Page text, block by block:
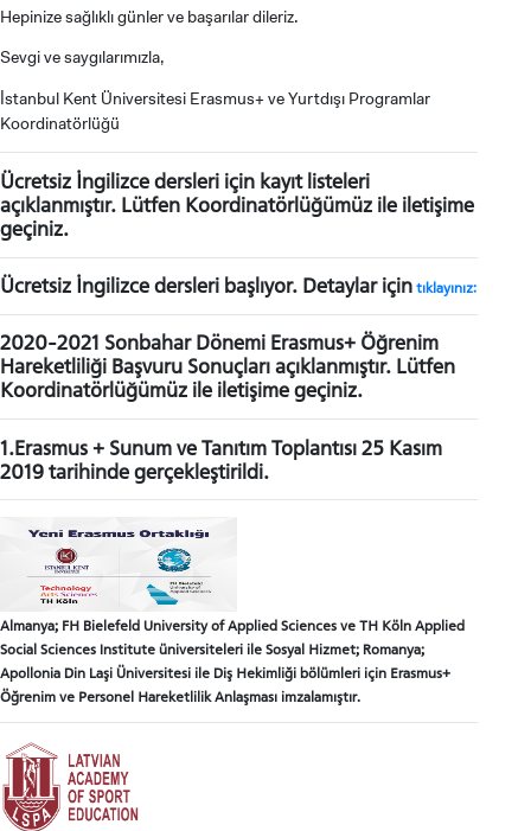
Hepinize sağlıklı günler ve başarılar dileriz.
Sevgi ve saygılarımızla,
İstanbul Kent Üniversitesi Erasmus+ ve Yurtdışı Programlar
Koordinatörlüğü
Ücretsiz İngilizce dersleri için kayıt listeleri
açıklanmıştır. Lütfen Koordinatörlüğümüz ile iletişime
geçiniz.
Ücretsiz İngilizce dersleri başlıyor. Detaylar için tıklayınız:
2020-2021 Sonbahar Dönemi Erasmus+ Öğrenim
Hareketliliği Başvuru Sonuçları açıklanmıştır. Lütfen
Koordinatörlüğümüz ile iletişime geçiniz.
1.Erasmus + Sunum ve Tanıtım Toplantısı 25 Kasım
2019 tarihinde gerçekleştirildi.
Almanya; FH Bielefeld University of Applied Sciences ve TH Köln Applied
Social Sciences Institute üniversiteleri ile Sosyal Hizmet; Romanya;
Apollonia Din Laşi Üniversitesi ile Diş Hekimliği bölümleri için Erasmus+
Öğrenim ve Personel Hareketlilik Anlaşması imzalamıştır.